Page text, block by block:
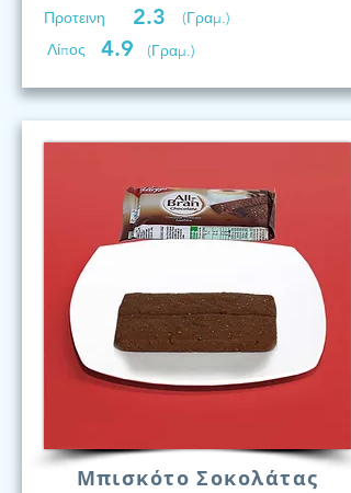
Προτεινη 2.3
(Γραμ.)
Λίπος
4.9 (Γραμ.)
Μπισκότο Σοκολάτας